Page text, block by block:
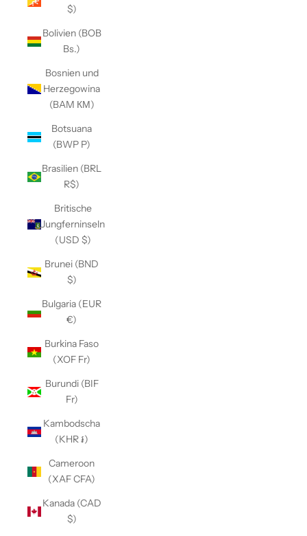
$)
Bolivien (BOB
Bs.)
Bosnien und
Herzegowina
(BAM КМ)
Botsuana
(BWP P)
Brasilien (BRL
R$)
Britische
Jungferninseln
(USD $)
Brunei (BND
$)
Bulgaria (EUR
€)
Burkina Faso
(XOF Fr)
Burundi (BIF
Fr)
Kambodscha
(KHR ៛)
Cameroon
(XAF CFA)
Kanada (CAD
$)